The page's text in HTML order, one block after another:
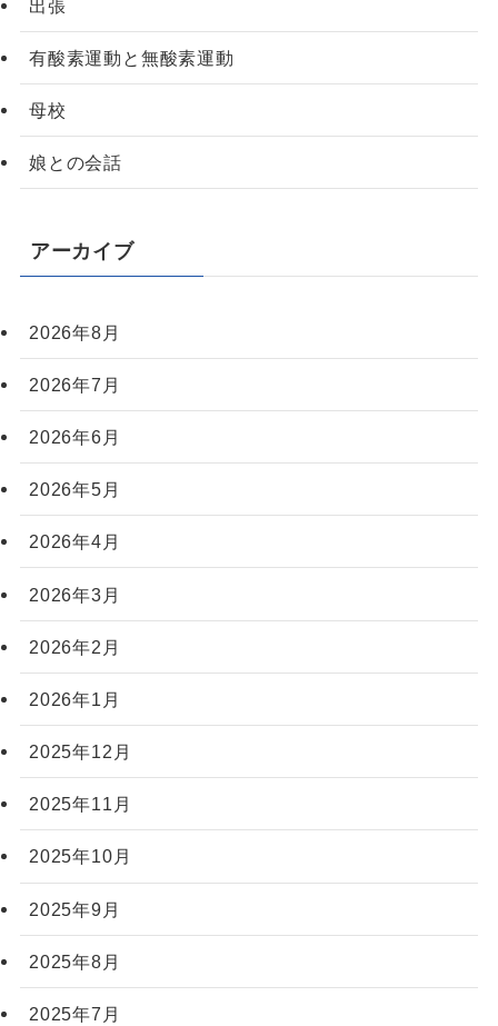
出張
有酸素運動と無酸素運動
母校
娘との会話
アーカイブ
2026年8月
2026年7月
2026年6月
2026年5月
2026年4月
2026年3月
2026年2月
2026年1月
2025年12月
2025年11月
2025年10月
2025年9月
2025年8月
2025年7月